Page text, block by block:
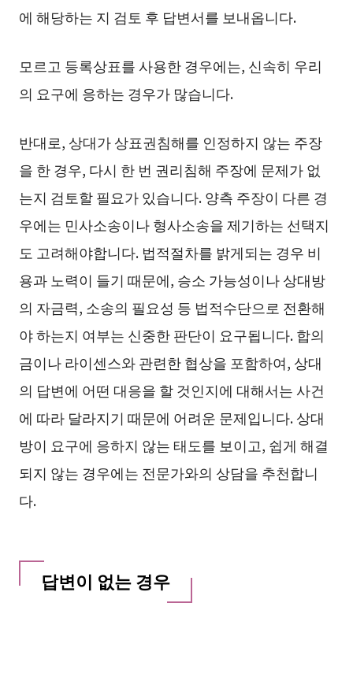
에 해당하는 지 검토 후 답변서를 보내옵니다.
모르고 등록상표를 사용한 경우에는, 신속히 우리
의 요구에 응하는 경우가 많습니다.
반대로, 상대가 상표권침해를 인정하지 않는 주장
을 한 경우, 다시 한 번 권리침해 주장에 문제가 없
는지 검토할 필요가 있습니다. 양측 주장이 다른 경
우에는 민사소송이나 형사소송을 제기하는 선택지
도 고려해야합니다. 법적절차를 밝게되는 경우 비
용과 노력이 들기 때문에, 승소 가능성이나 상대방
의 자금력, 소송의 필요성 등 법적수단으로 전환해
야 하는지 여부는 신중한 판단이 요구됩니다. 합의
금이나 라이센스와 관련한 협상을 포함하여, 상대
의 답변에 어떤 대응을 할 것인지에 대해서는 사건
에 따라 달라지기 때문에 어려운 문제입니다. 상대
방이 요구에 응하지 않는 태도를 보이고, 쉽게 해결
되지 않는 경우에는 전문가와의 상담을 추천합니
다.
답변이 없는 경우